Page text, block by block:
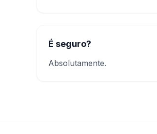
É seguro?
Absolutamente.